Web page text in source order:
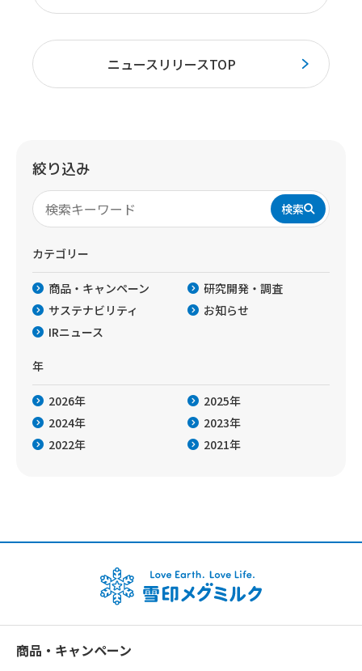
ニュースリリースTOP
絞り込み
検索
カテゴリー
商品・キャンペーン
研究開発・調査
サステナビリティ
お知らせ
IRニュース
年
2026年
2025年
2024年
2023年
2022年
2021年
商品・キャンペーン